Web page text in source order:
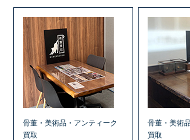
骨董・美術品・アンティーク
買取
骨董・美術
買取